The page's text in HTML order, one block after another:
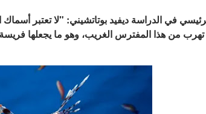
في الدراسة ديفيد بوتاتشيني: "لا تعتبر
من هذا المفترس الغريب، وهو ما يجعلها